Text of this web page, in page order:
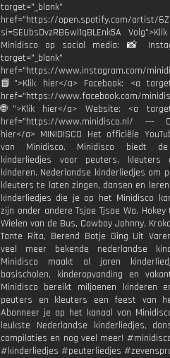
target="_blank"
href="https://open.spotify.com/artist/
si=SEUbsDvzRB6wi1qBLEnk5A
Minidisco op social media: 📸
target="_blank"
href="https://www.instagram.com/
📘">Klik hier</a> Facebook: <a
href="https://www.facebook.com/
🌐">Klik hier</a> Website: <a
href="https://www.minidisco.nl/ ---
hier</a> MINIDISCO Het officiële
van Minidisco. Minidisco biedt
kinderliedjes voor peuters, kleuters
kinderen. Nederlandse kinderliedjes om
kleuters te laten zingen, dansen en
kinderliedjes die je op het Minidisco
zijn onder andere Tsjoe Tjsoe Wa, Hokey
Wielen van de Bus, Cowboy Johnny,
Tante Rita, Berend Botje Ging Uit
veel meer bekende nederlandse
Minidisco maakt al jaren
basischolen, kinderopvanding en
Minidisco bereikt miljoenen kinderen
peuters en kleuters een feest van
Abonneer je op het kanaal van
leukste Nederlandse kinderliedjes,
compilaties en nog veel meer!
#kinderliedjes #peuterliedjes